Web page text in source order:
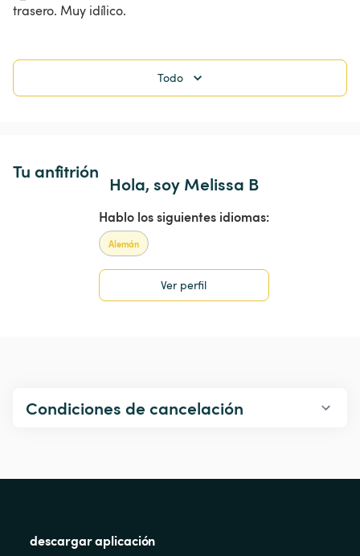
trasero. Muy idílico.
Todo
Tu anfitrión
Hola, soy Melissa B
Hablo los siguientes idiomas:
Alemán
Ver perfil
Condiciones de cancelación
descargar aplicación